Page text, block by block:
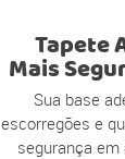
Tapete
Mais
Sua base
escorregões e
segurança